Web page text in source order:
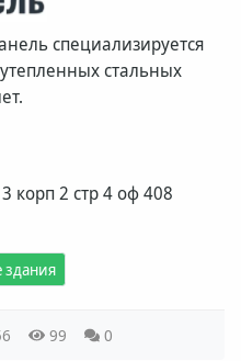
специализируется
стальных
корп 2 стр 4 оф 408
99 0